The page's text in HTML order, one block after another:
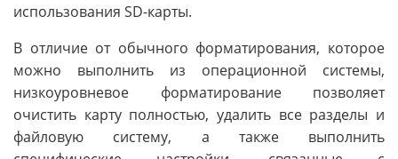
использования SD-карты.
В отличие от обычного форматирования, которое
можно выполнить из операционной системы,
низкоуровневое форматирование позволяет
очистить карту полностью, удалить все разделы и
файловую систему, а также выполнить